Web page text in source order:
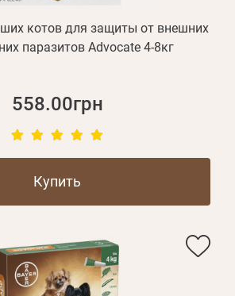
Оптовым клиентам
+380 (95) 095-00-05
котов для защиты от внешних
паразитов Advocate 4-8кг
558.00грн
Купить